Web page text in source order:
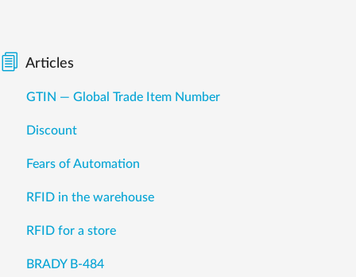
Articles
GTIN — Global Trade Item Number
Discount
Fears of Automation
RFID in the warehouse
RFID for a store
BRADY B-484